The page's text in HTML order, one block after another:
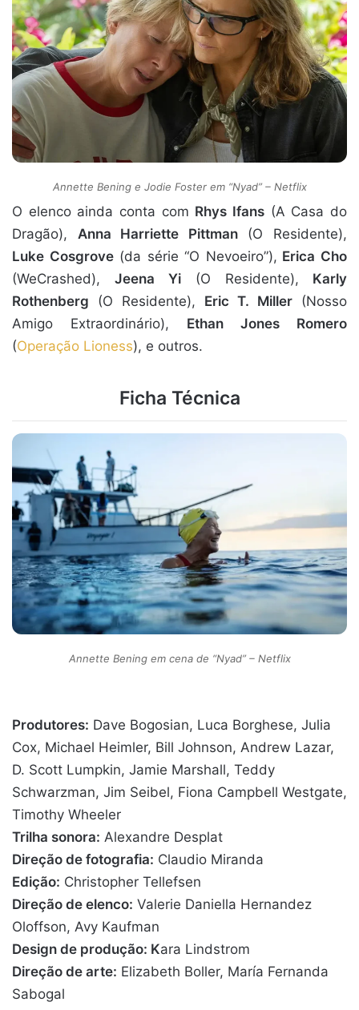
Annette Bening e Jodie Foster em “Nyad” – Netflix
O elenco ainda conta com Rhys Ifans (A Casa do
Dragão), Anna Harriette Pittman(O Residente),
Luke Cosgrove(da série “O Nevoeiro”), Erica Cho
(WeCrashed), Jeena Yi (O Residente), Karly
Rothenberg (O Residente), Eric T. Miller (Nosso
Amigo Extraordinário), Ethan Jones Romero
(Operação Lioness), e outros.
Ficha Técnica
Annette Bening em cena de “Nyad” – Netflix
Produtores: Dave Bogosian, Luca Borghese, Julia
Cox, Michael Heimler, Bill Johnson, Andrew Lazar,
D. Scott Lumpkin, Jamie Marshall, Teddy
Schwarzman, Jim Seibel, Fiona Campbell Westgate,
Timothy Wheeler
Trilha sonora: Alexandre Desplat
Direção de fotografia: Claudio Miranda
Edição: Christopher Tellefsen
Direção de elenco: Valerie Daniella Hernandez
Oloffson, Avy Kaufman
Design de produção: Kara Lindstrom
Direção de arte: Elizabeth Boller, María Fernanda
Sabogal